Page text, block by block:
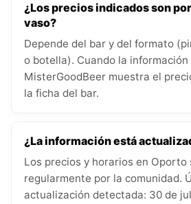
¿Los precios indicados son
vaso?
Depende del bar y del formato
o botella). Cuando la
MisterGoodBeer muestra el
la ficha del bar.
¿La información está
Los precios y horarios en Oporto
regularmente por la comunidad.
actualización detectada: 30 de